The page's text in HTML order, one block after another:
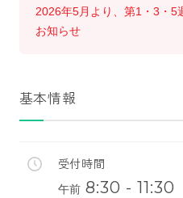
2026年5月より、第1・3・5
お知らせ
基本情報
受付時間
午前 8:30 - 11:30